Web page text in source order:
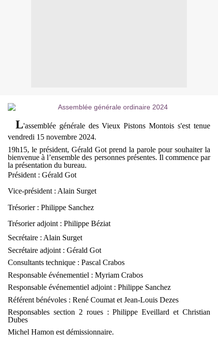
L'assemblée générale des Vieux Pistons Montois s'est tenue
vendredi 15 novembre 2024.
19h15, le président, Gérald Got prend la parole pour souhaiter la
bienvenue à l’ensemble des personnes présentes. Il commence par
la présentation du bureau.
Président : Gérald Got
Vice-président : Alain Surget
Trésorier : Philippe Sanchez
Trésorier adjoint : Philippe Béziat
Secrétaire : Alain Surget
Secrétaire adjoint : Gérald Got
Consultants technique : Pascal Crabos
Responsable événementiel : Myriam Crabos
Responsable événementiel adjoint : Philippe Sanchez
Référent bénévoles : René Coumat et Jean-Louis Dezes
Responsables section 2 roues : Philippe Eveillard et Christian
Dubes
Michel Hamon est démissionnaire.